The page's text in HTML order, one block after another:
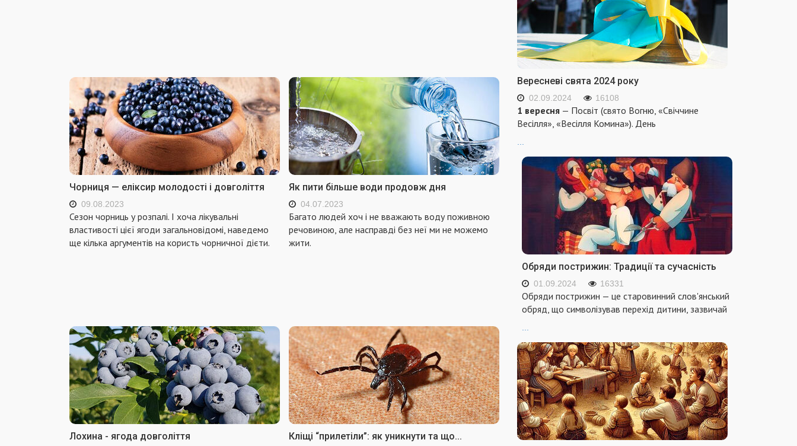
Чорниця — еліксир молодості і довголіття
09.08.2023
Сезон чорниць у розпалі. І хоча лікувальні
властивості цієї ягоди загальновідомі, наведемо
ще кілька аргументів на користь чорничної дієти.
Як пити більше води продовж дня
04.07.2023
Багато людей хоч і не вважають воду поживною
речовиною, але насправді без неї ми не можемо
жити.
Лохина - ягода довголіття Кліщі “прилетіли”: як уникнути та що...
Вересневі свята 2024 року
02.09.2024 16108
1 вересня — Посвіт (свято Вогню, «Свіччине
Весілля», «Весілля Комина»). День
...
Обряди пострижин: Традиції та сучасність
01.09.2024 16331
Обряди пострижин — це старовинний слов'янський
обряд, що символізував перехід дитини, зазвичай
...